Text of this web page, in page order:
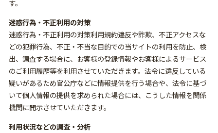
す。
迷惑行為・不正利用の対策
迷惑行為・不正利用の対策利用規約違反や詐欺、不正アクセスな
どの犯罪行為、不正・不当な目的での当サイトの利用を防止、検
出、調査する場合に、お客様の登録情報やお客様によるサービス
のご利用履歴等を利用させていただきます。法令に違反している
疑いがあるため官公庁などに情報提供を行う場合や、法令に基づ
いて個人情報の提供を求められた場合には、こうした情報を関係
機関に開示させていただきます。
利用状況などの調査・分析